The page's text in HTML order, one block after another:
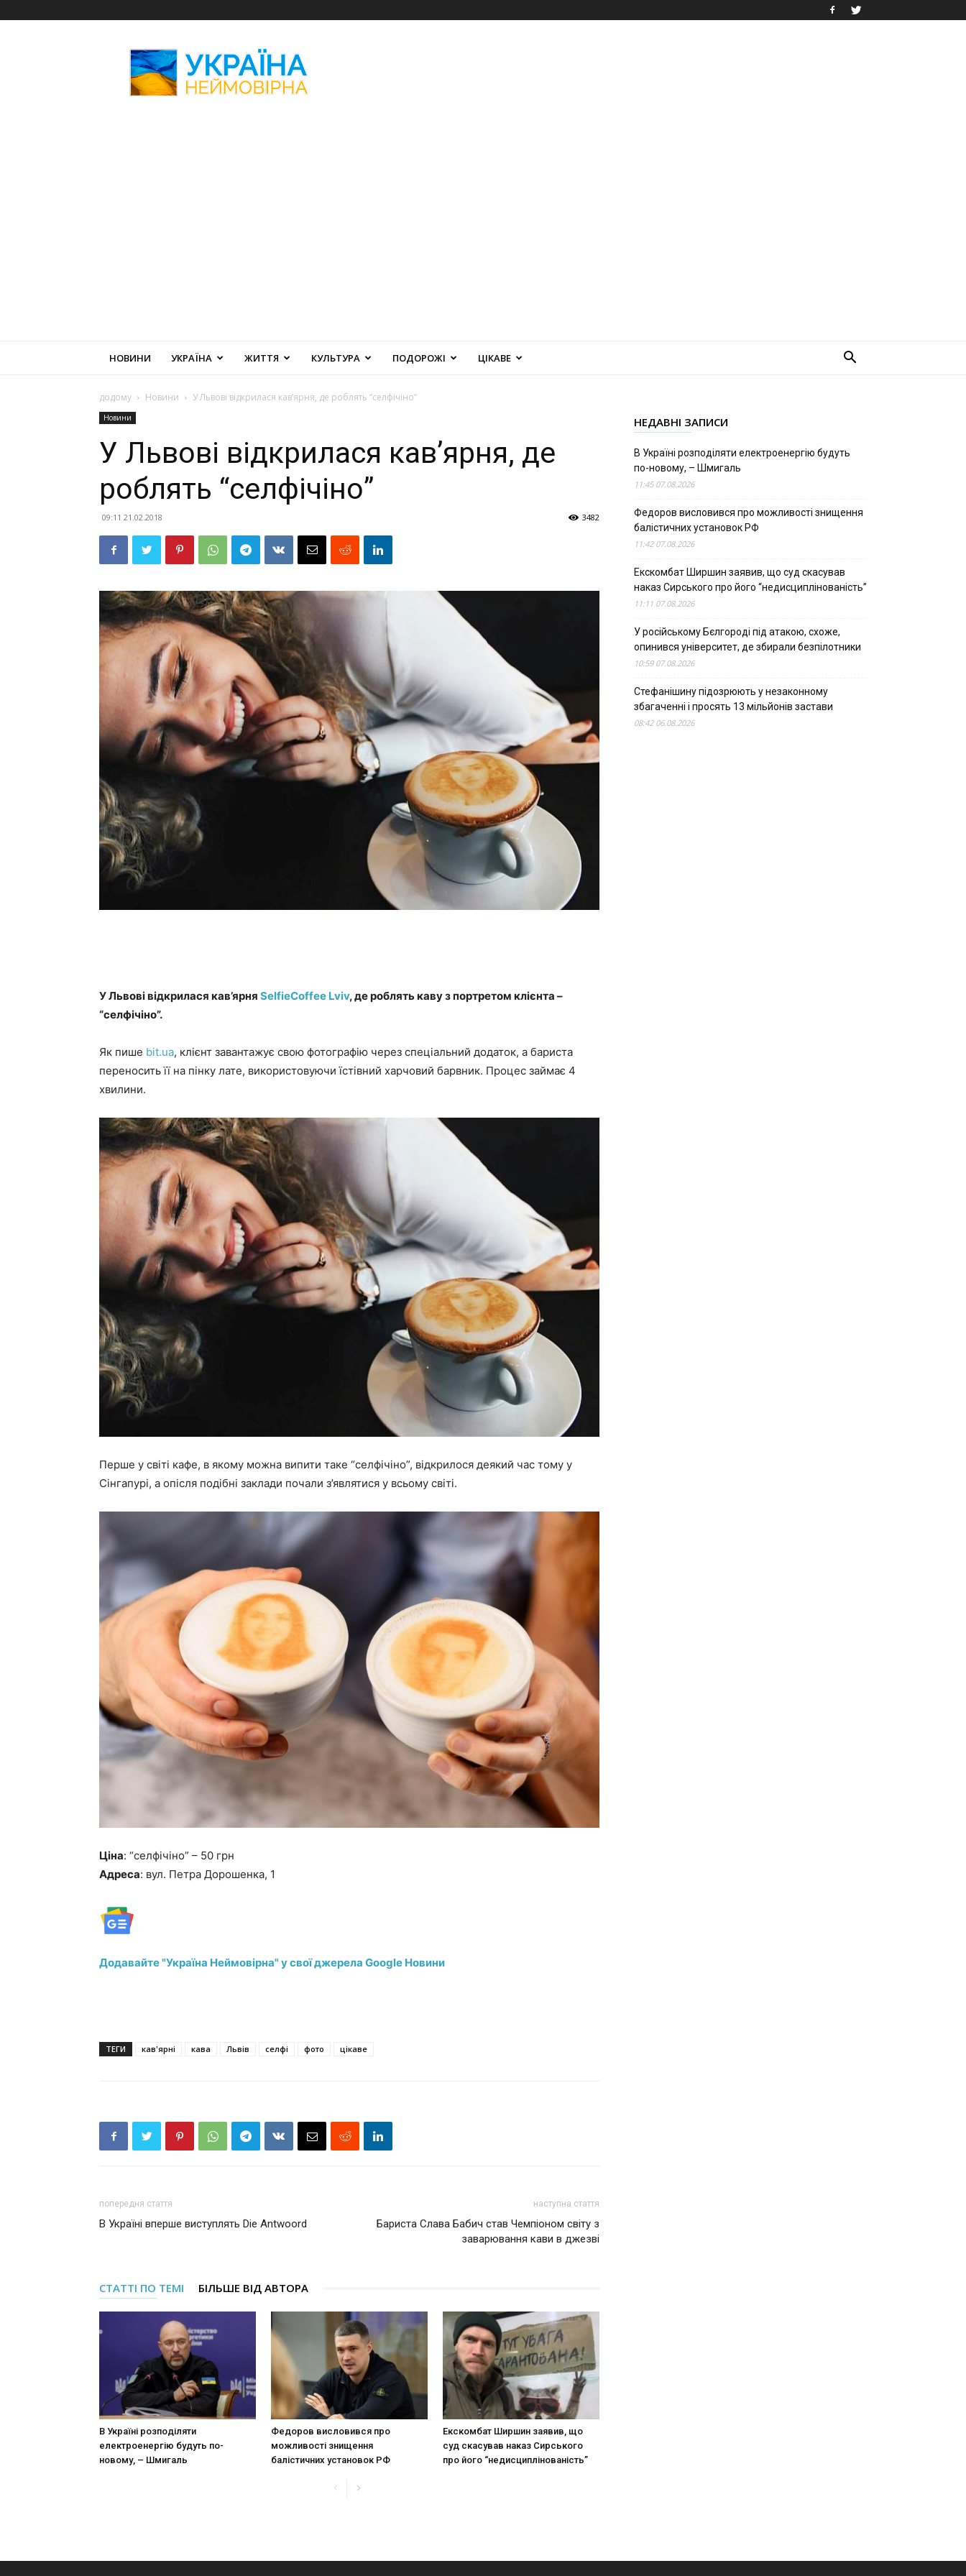
Неймовірна
НОВИНИ УКРАЇНА ЖИТТЯ КУЛЬТУРА ПОДОРОЖІ ЦІКАВЕ
додому Новини У Львові відкрилася кав’ярня, де роблять “селфічіно”
Новини
У Львові відкрилася кав’ярня, де
роблять “селфічіно”
09:11 21.02.2018 3482
У Львові відкрилася кав’ярня SelfieCoffee Lviv, де роблять каву з портретом клієнта –
“селфічіно”.
Як пише bit.ua, клієнт завантажує свою фотографію через спеціальний додаток, а бариста
переносить її на пінку лате, використовуючи їстівний харчовий барвник. Процес займає 4
хвилини.
Перше у світі кафе, в якому можна випити таке “селфічіно”, відкрилося деякий час тому у
Сінгапурі, а опісля подібні заклади почали з’являтися у всьому світі.
Ціна: “селфічіно” – 50 грн
Адреса: вул. Петра Дорошенка, 1
Додавайте "Україна Неймовірна" у свої джерела Google Новини
ТЕГИ кав'ярні кава Львів селфі фото цікаве
попередня стаття
В Україні вперше виступлять Die Antwoord
наступна стаття
Бариста Слава Бабич став Чемпіоном світу з
заварювання кави в джезві
СТАТТІ ПО ТЕМІ БІЛЬШЕ ВІД АВТОРА
В Україні розподіляти
електроенергію будуть по-
новому, – Шмигаль
Федоров висловився про
можливості знищення
балістичних установок РФ
Екскомбат Ширшин заявив, що
суд скасував наказ Сирського
про його “недисциплінованість”
НЕДАВНІ ЗАПИСИ
В Україні розподіляти електроенергію будуть
по-новому, – Шмигаль
11:45 07.08.2026
Федоров висловився про можливості знищення
балістичних установок РФ
11:42 07.08.2026
Екскомбат Ширшин заявив, що суд скасував
наказ Сирського про його “недисциплінованість”
11:11 07.08.2026
У російському Бєлгороді під атакою, схоже,
опинився університет, де збирали безпілотники
10:59 07.08.2026
Стефанішину підозрюють у незаконному
збагаченні і просять 13 мільйонів застави
08:42 06.08.2026